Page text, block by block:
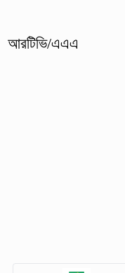
আরটিভি/এএএ